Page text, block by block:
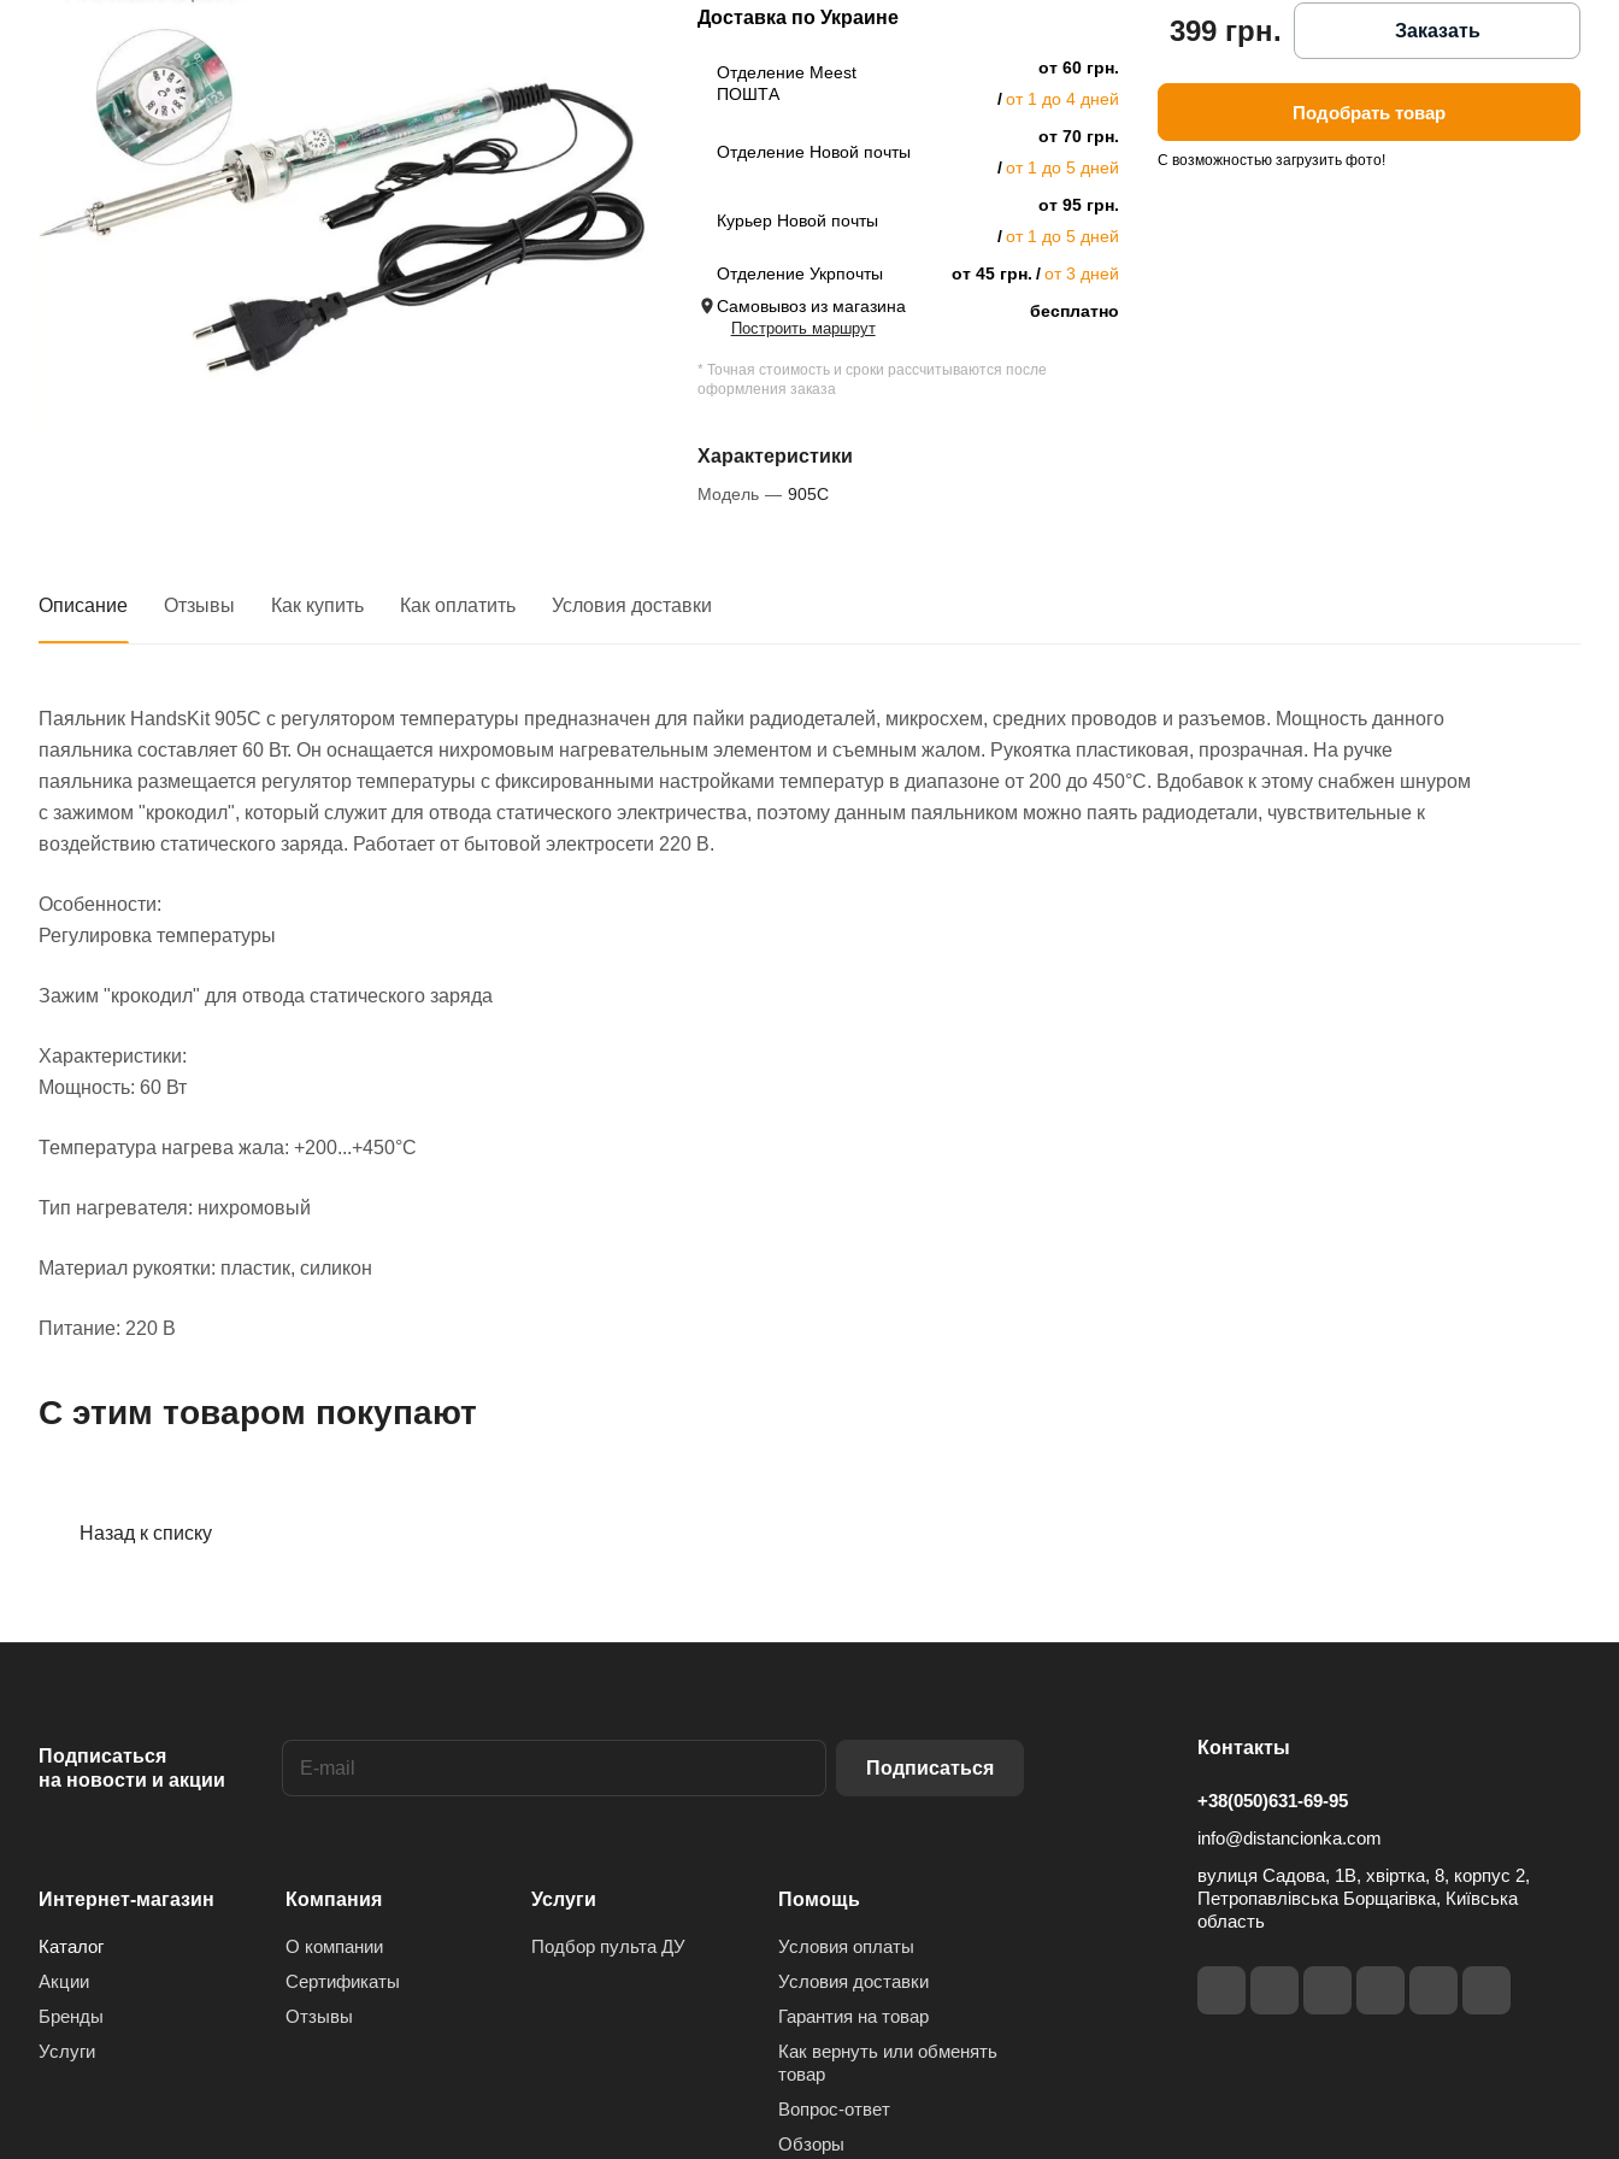
Доставка по Украине
Отделение Meest
ПОШТА
от 60 грн.
от 1 до 4 дней
Отделение Новой почты
от 70 грн.
от 1 до 5 дней
Курьер Новой почты
от 95 грн.
от 1 до 5 дней
Отделение Укрпочты
от 45 грн.
от 3 дней
Самовывоз из магазина
Построить маршрут
бесплатно
* Точная стоимость и сроки рассчитываются после
оформления заказа
Характеристики
Модель — 905C
399 грн. Заказать
Подобрать товар
С возможностью загрузить фото!
Описание Отзывы Как купить Как оплатить Условия доставки
Паяльник HandsKit 905C с регулятором температуры предназначен для пайки радиодеталей, микросхем, средних проводов и разъемов. Мощность данного
паяльника составляет 60 Вт. Он оснащается нихромовым нагревательным элементом и съемным жалом. Рукоятка пластиковая, прозрачная. На ручке
паяльника размещается регулятор температуры с фиксированными настройками температур в диапазоне от 200 до 450°C. Вдобавок к этому снабжен шнуром
с зажимом "крокодил", который служит для отвода статического электричества, поэтому данным паяльником можно паять радиодетали, чувствительные к
воздействию статического заряда. Работает от бытовой электросети 220 В.
Особенности:
Регулировка температуры
Зажим "крокодил" для отвода статического заряда
Характеристики:
Мощность: 60 Вт
Температура нагрева жала: +200...+450°C
Тип нагревателя: нихромовый
Материал рукоятки: пластик, силикон
Питание: 220 В
С этим товаром покупают
Назад к списку
Подписаться
на новости и акции
Подписаться
Интернет-магазин
Каталог
Акции
Бренды
Услуги
Компания
О компании
Сертификаты
Отзывы
Услуги
Подбор пульта ДУ
Помощь
Условия оплаты
Условия доставки
Гарантия на товар
Как вернуть или обменять
товар
Вопрос-ответ
Обзоры
Контакты
+38(050)631-69-95
info@distancionka.com
вулиця Садова, 1В, хвіртка, 8, корпус 2,
Петропавлівська Борщагівка, Київська
область